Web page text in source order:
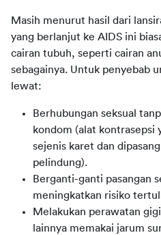
Masih menurut hasil dari
yang berlanjut ke AIDS ini
cairan tubuh, seperti cairan
sebagainya. Untuk penyebab
lewat:
Berhubungan seksual
kondom (alat kontrasepsi
sejenis karet dan
pelindung).
Berganti-ganti pasangan
meningkatkan risiko
Melakukan perawatan
lainnya memakai jarum